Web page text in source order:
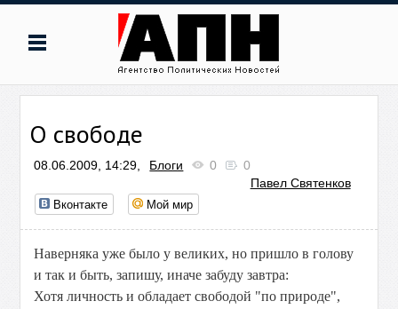
О свободе
08.06.2009, 14:29, Блоги 0
0
Павел Святенков
Вконтакте Мой мир
Наверняка уже было у великих, но пришло в голову
и так и быть, запишу, иначе забуду завтра:
Хотя личность и обладает свободой "по природе",